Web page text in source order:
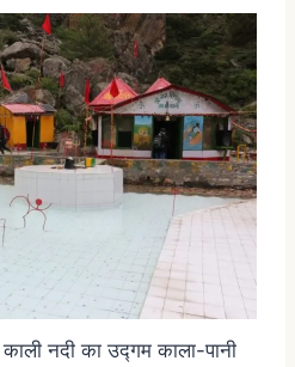
नदी का उद्गम काला-पानी